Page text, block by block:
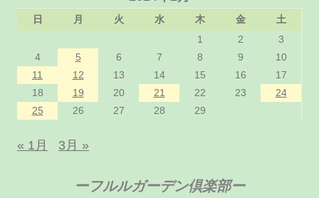
日 月 火 水 木 金
土
1
2
3
4
5 6 7 8 9
10
11
12 13 14 15 16
17
18
19 20 21 22 23
24
25
26 27 28 29
« 1月 3月 »
ーフルルガーデン倶楽部ー